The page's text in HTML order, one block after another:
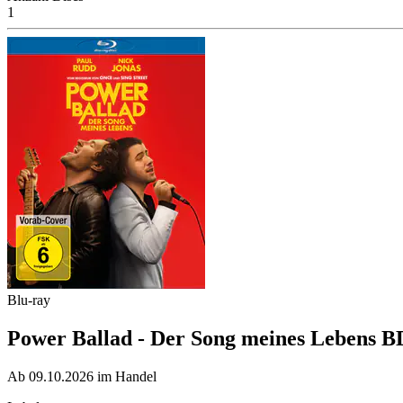
1
Blu-ray
Power Ballad - Der Song meines Lebens
Ab 09.10.2026 im Handel